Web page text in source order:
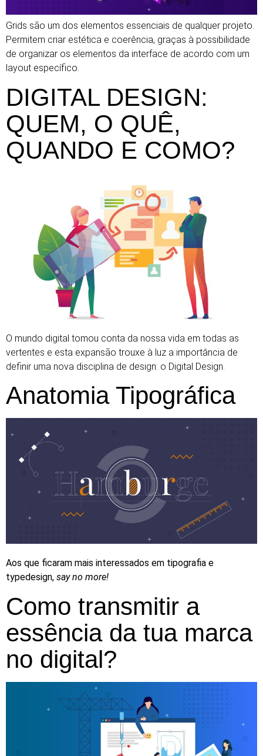
Grids são um dos elementos essenciais de qualquer projeto.
Permitem criar estética e coerência, graças à possibilidade
de organizar os elementos da interface de acordo com um
layout específico.
DIGITAL DESIGN:
QUEM, O QUÊ,
QUANDO E COMO?
O mundo digital tomou conta da nossa vida em todas as
vertentes e esta expansão trouxe à luz a importância de
definir uma nova disciplina de design: o Digital Design.
Anatomia Tipográfica
Aos que ficaram mais interessados em tipografia e
typedesign, say no more!
Como transmitir a
essência da tua marca
no digital?